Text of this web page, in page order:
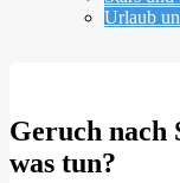
Urlaub
Geruch nach
was tun?